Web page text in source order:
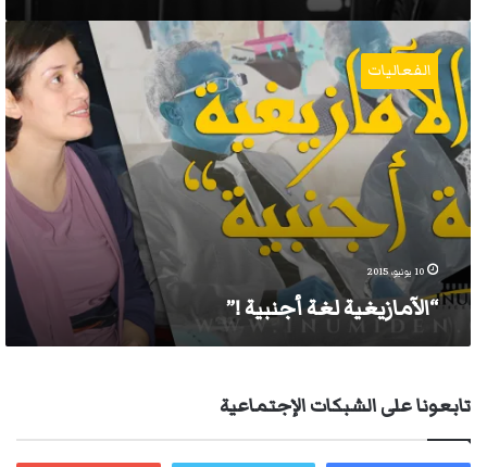
“الآمازيغية
لغة
أجنبية
!”
الفعاليات
10 يونيو، 2015
“الآمازيغية لغة أجنبية !”
تابعونا على الشبكات الإجتماعية